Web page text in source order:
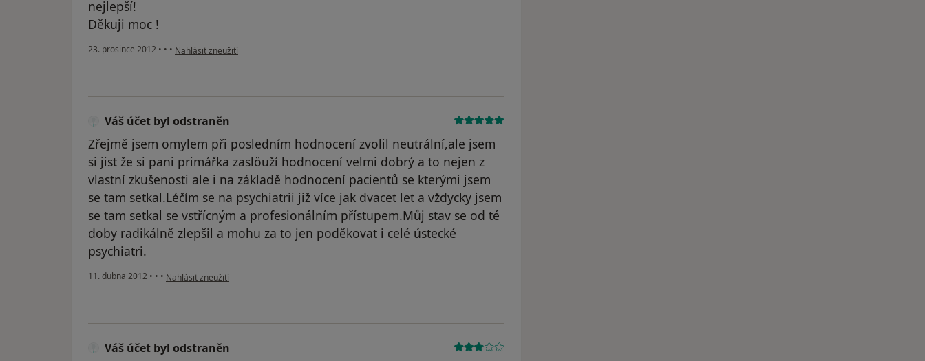
nejlepší!
Děkuji moc !
23. prosince 2012 • • • podle názoru uživatele Váš účet byl odstraněn
Nahlásit zneužití
Váš účet byl odstraněn
Zřejmě jsem omylem při posledním hodnocení zvolil neutrální,ale jsem
si jist že si pani primářka zaslöuží hodnocení velmi dobrý a to nejen z
vlastní zkušenosti ale i na základě hodnocení pacientů se kterými jsem
se tam setkal.Léčím se na psychiatrii již více jak dvacet let a vždycky jsem
se tam setkal se vstřícným a profesionálním přístupem.Můj stav se od té
doby radikálně zlepšil a mohu za to jen poděkovat i celé ústecké
psychiatri.
11. dubna 2012 • • • podle názoru uživatele Váš účet byl odstraněn
Nahlásit zneužití
Váš účet byl odstraněn